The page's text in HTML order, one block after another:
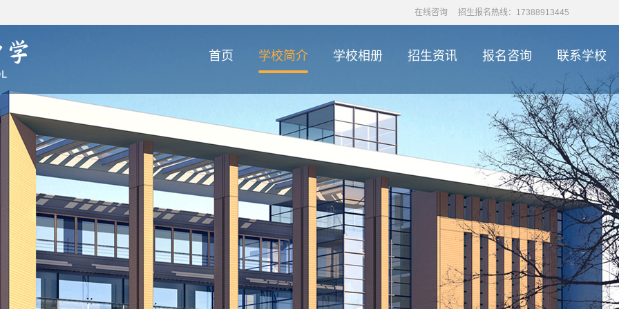
在线咨询 招生报名热线：17388913445
首页 学校简介 学校相册 招生资讯 报名咨询 联系学校